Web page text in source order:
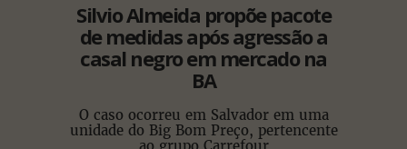
Silvio Almeida propõe pacote
de medidas após agressão a
casal negro em mercado na
BA
O caso ocorreu em Salvador em uma
unidade do Big Bom Preço, pertencente